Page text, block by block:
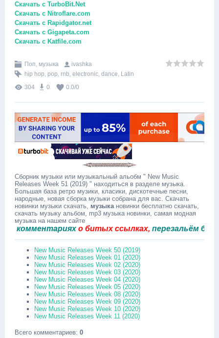
Скачать с TurboBit.Net
Скачать с Nitroflare.com
Скачать с Rapidgator.net
Скачать с Gigapeta.com
Скачать с Katfile.com
Поп, музыка
ivashka
hip hop, pop, rnb, electronic, dance, Latin
304
0 0.0/0
Сборник музыки или музыкальный альобм " New Music
Releases Week 51 (2019) " находиться в разделе музыка.
Большая база ретро музики, класики, дискотечные песни,
народные, новая сборка музыки собрана для вас. Скачать
новинки музыки скачать, музыкановинки бесплатно скачать,
скачать музыку альбом, mp3 музыка новинки, самая модная
музыка на нашем сайте
о битых ссылках,перезальём быстро.
New Music Releases Week 50 (2019)
New Music Releases Week 01 (2020)
New Music Releases Week 02 (2020)
New Music Releases Week 03 (2020)
New Music Releases Week 04 (2020)
New Music Releases Week 05 (2020)
New Music Releases Week 08 (2020)
New Music Releases Week 09 (2020)
New Music Releases Week 10 (2020)
New Music Releases Week 11 (2020)
Всего комментариев: 0